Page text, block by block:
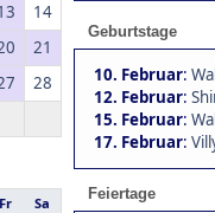
14
21
28
Fr Sa
Geburtstage
10. Februar:
12. Februar:
15. Februar:
17. Februar:
Feiertage